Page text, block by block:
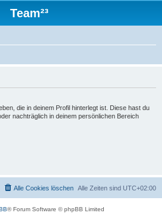
Team²³
die in deinem Profil hinterlegt ist. Diese hast du
nachträglich in deinem persönlichen Bereich
Alle Zeiten sind UTC+02:00
Alle Cookies löschen
® Forum Software © phpBB Limited